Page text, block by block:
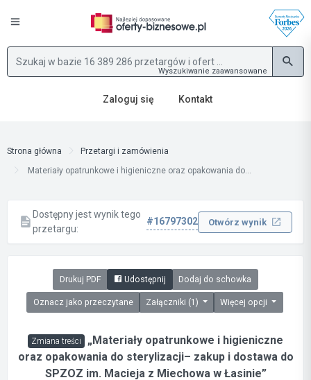
Wyszukiwanie zaawansowane
Zaloguj się Kontakt
Strona główna
Przetargi i zamówienia
Materiały opatrunkowe i higieniczne oraz opakowania do...
Dostępny jest wynik tego
przetargu:
#16797302 Otwórz wynik
Drukuj PDF Udostępnij Dodaj do schowka
Oznacz jako przeczytane Załączniki (1) Więcej opcji
Zmiana treści „Materiały opatrunkowe i higieniczne
oraz opakowania do sterylizacji– zakup i dostawa do
SPZOZ im. Macieja z Miechowa w Łasinie”